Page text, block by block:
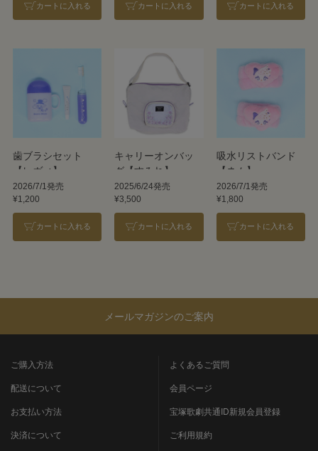
カートに入れる カートに入れる カートに入れる
歯ブラシセット
【レヴィ】
2026/7/1発売
¥1,200
カートに入れる
キャリーオンバッ
グ【すみれ】
2025/6/24発売
¥3,500
カートに入れる
吸水リストバンド
【ネム】
2026/7/1発売
¥1,800
カートに入れる
メールマガジンのご案内
ご購入方法
配送について
お支払い方法
決済について
よくあるご質問
会員ページ
宝塚歌劇共通ID新規会員登録
ご利用規約